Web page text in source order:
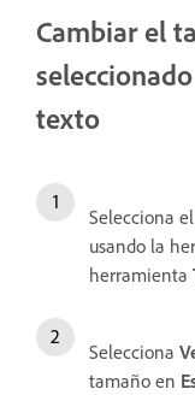
Cambiar el
texto
Selecciona
usando la
herramienta
Selecciona
tamaño en